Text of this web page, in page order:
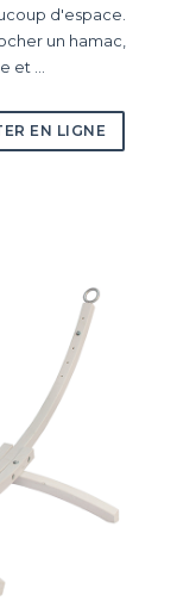
d'espace.
un hamac,
...
EN LIGNE